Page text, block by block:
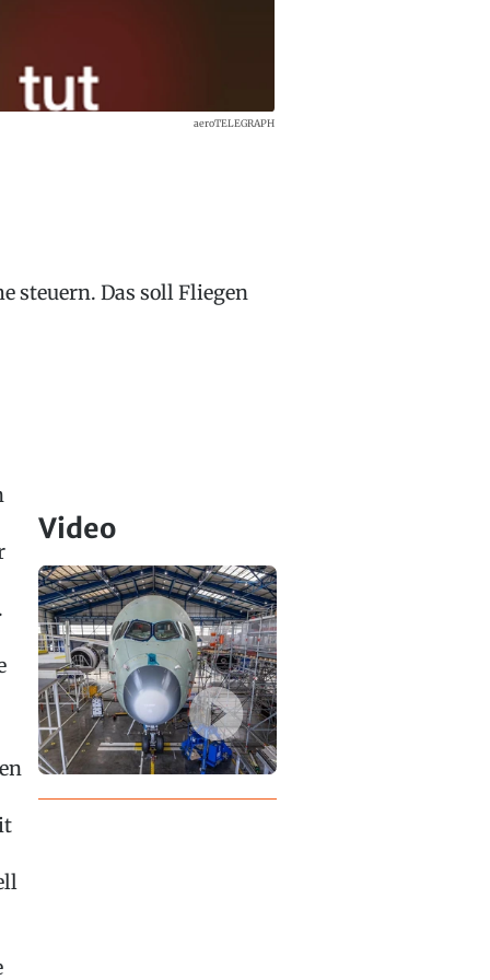
aeroTELEGRAPH
steuern. Das soll Fliegen
Video